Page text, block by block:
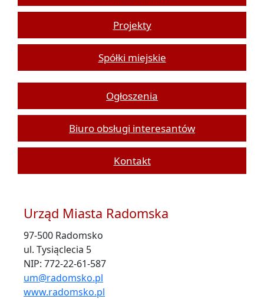
Projekty
Spółki miejskie
Ogłoszenia
Biuro obsługi interesantów
Kontakt
Urząd Miasta Radomska
97-500 Radomsko
ul. Tysiąclecia 5
NIP: 772-22-61-587
um@radomsko.pl
www.radomsko.pl